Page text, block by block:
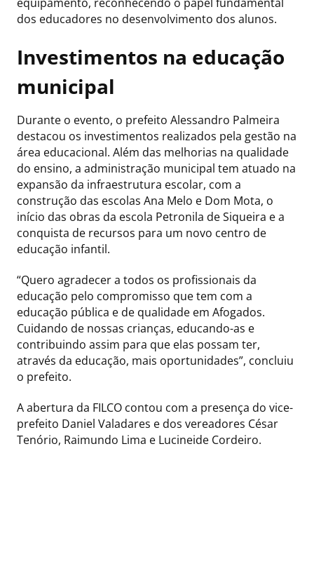
equipamento, reconhecendo o papel fundamental
dos educadores no desenvolvimento dos alunos.
Investimentos na educação
municipal
Durante o evento, o prefeito Alessandro Palmeira
destacou os investimentos realizados pela gestão na
área educacional. Além das melhorias na qualidade
do ensino, a administração municipal tem atuado na
expansão da infraestrutura escolar, com a
construção das escolas Ana Melo e Dom Mota, o
início das obras da escola Petronila de Siqueira e a
conquista de recursos para um novo centro de
educação infantil.
“Quero agradecer a todos os profissionais da
educação pelo compromisso que tem com a
educação pública e de qualidade em Afogados.
Cuidando de nossas crianças, educando-as e
contribuindo assim para que elas possam ter,
através da educação, mais oportunidades”, concluiu
o prefeito.
A abertura da FILCO contou com a presença do vice-
prefeito Daniel Valadares e dos vereadores César
Tenório, Raimundo Lima e Lucineide Cordeiro.